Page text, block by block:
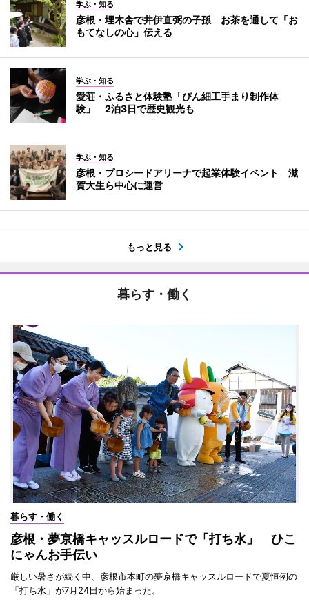
学ぶ・知る
彦根・埋木舎で井伊直弼の子孫 お茶を通して「お
もてなしの心」伝える
学ぶ・知る
愛荘・ふるさと体験塾「びん細工手まり制作体
験」 2泊3日で歴史観光も
学ぶ・知る
彦根・プロシードアリーナで起業体験イベント 滋
賀大生ら中心に運営
もっと見る
暮らす・働く
暮らす・働く
彦根・夢京橋キャッスルロードで「打ち水」 ひこ
にゃんお手伝い
厳しい暑さが続く中、彦根市本町の夢京橋キャッスルロードで夏恒例の
「打ち水」が7月24日から始まった。